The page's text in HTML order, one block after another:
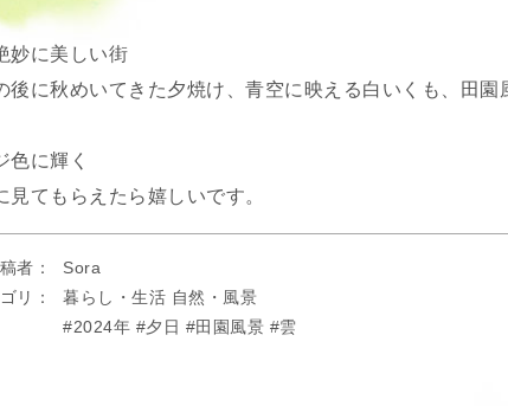
妙に美しい街
後に秋めいてきた夕焼け、青空に映える白いくも、田園
色に輝く
見てもらえたら嬉しいです。
者
Sora
リ
暮らし・生活 自然・風景
2024年
夕日 田園風景 雲